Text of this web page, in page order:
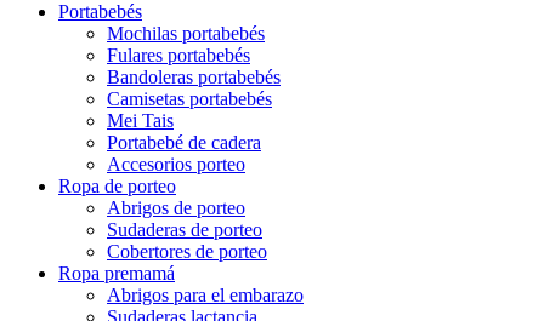
Portabebés
Mochilas portabebés
Fulares portabebés
Bandoleras portabebés
Camisetas portabebés
Mei Tais
Portabebé de cadera
Accesorios porteo
Ropa de porteo
Abrigos de porteo
Sudaderas de porteo
Cobertores de porteo
Ropa premamá
Abrigos para el embarazo
Sudaderas lactancia